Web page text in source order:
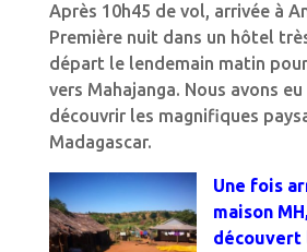
Après 10h45 de vol, arrivée à
Première nuit dans un hôtel
départ le lendemain matin
vers Mahajanga. Nous avons
découvrir les magnifiques
Madagascar.
Une fois
maison
découvert